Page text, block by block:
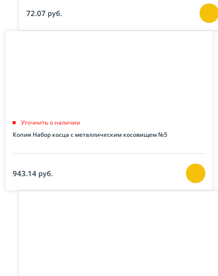
72.07 руб.
Уточнить о наличии
Копия Набор косца с металлическим косовищем №5
943.14 руб.